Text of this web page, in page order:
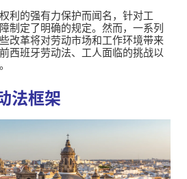
利的强有力保护而闻名，针对工
制定了明确的规定。然而，一系列
改革将对劳动市场和工作环境带来
西班牙劳动法、工人面临的挑战以
法框架